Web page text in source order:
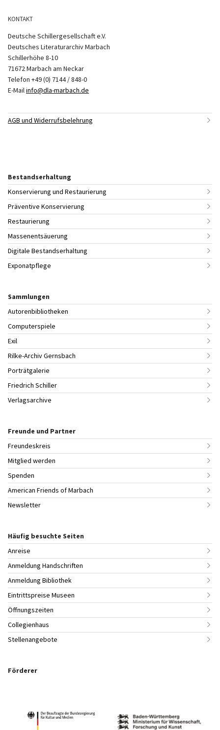
KONTAKT
Deutsche Schillergesellschaft e.V.
Deutsches Literaturarchiv Marbach
Schillerhöhe 8-10
71672 Marbach am Neckar
Telefon +49 (0) 7144 / 848-0
E-Mailinfo@dla-marbach.de
AGB und Widerrufsbelehrung
Bestandserhaltung
Konservierung und Restaurierung
Präventive Konservierung
Restaurierung
Massenentsäuerung
Digitale Bestandserhaltung
Exponatpflege
Sammlungen
Autorenbibliotheken
Computerspiele
Exil
Rilke-Archiv Gernsbach
Porträtgalerie
Friedrich Schiller
Verlagsarchive
Freunde und Partner
Freundeskreis
Mitglied werden
Spenden
American Friends of Marbach
Newsletter
Häufig besuchte Seiten
Anreise
Anmeldung Handschriften
Anmeldung Bibliothek
Eintrittspreise Museen
Öffnungszeiten
Collegienhaus
Stellenangebote
Förderer